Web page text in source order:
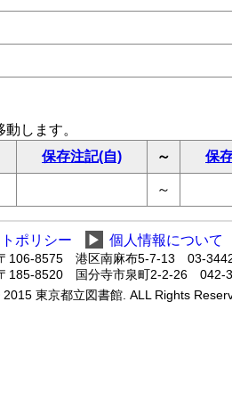
します。
保存注記(自) ～ 保
～
ポリシー ▶ 個人情報について
106-8575 港区南麻布5-7-13 03-
185-8520 国分寺市泉町2-2-26 042-
東京都立図書館. ALL Rights